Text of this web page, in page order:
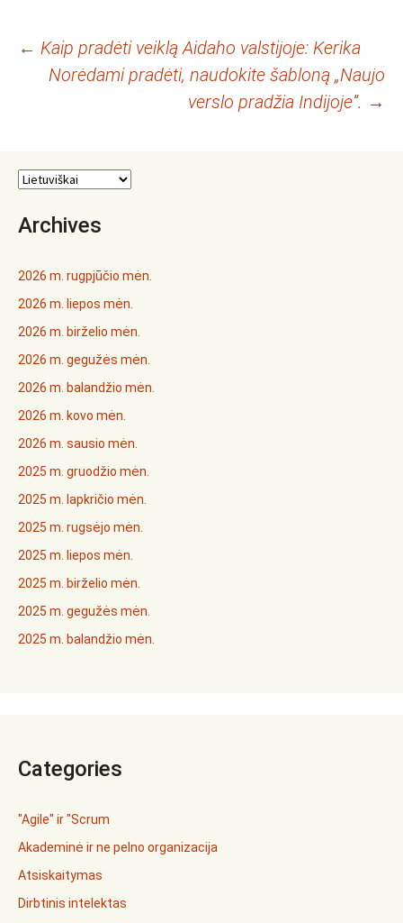
Įrašo
navigacija
← Kaip pradėti veiklą Aidaho valstijoje: Kerika
Norėdami pradėti, naudokite šabloną „Naujo
verslo pradžia Indijoje”. →
Archives
2026 m. rugpjūčio mėn.
2026 m. liepos mėn.
2026 m. birželio mėn.
2026 m. gegužės mėn.
2026 m. balandžio mėn.
2026 m. kovo mėn.
2026 m. sausio mėn.
2025 m. gruodžio mėn.
2025 m. lapkričio mėn.
2025 m. rugsėjo mėn.
2025 m. liepos mėn.
2025 m. birželio mėn.
2025 m. gegužės mėn.
2025 m. balandžio mėn.
Categories
"Agile" ir "Scrum
Akademinė ir ne pelno organizacija
Atsiskaitymas
Dirbtinis intelektas